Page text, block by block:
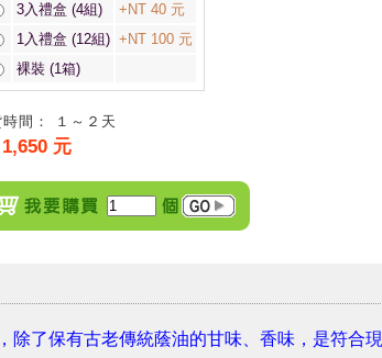
3入禮盒 (4組)
+NT 40 元
1入禮盒 (12組) +NT 100 元
裸裝 (1箱)
時間： １～２天
元
除了保有古老傳統蔭油的甘味、香味，是符合現